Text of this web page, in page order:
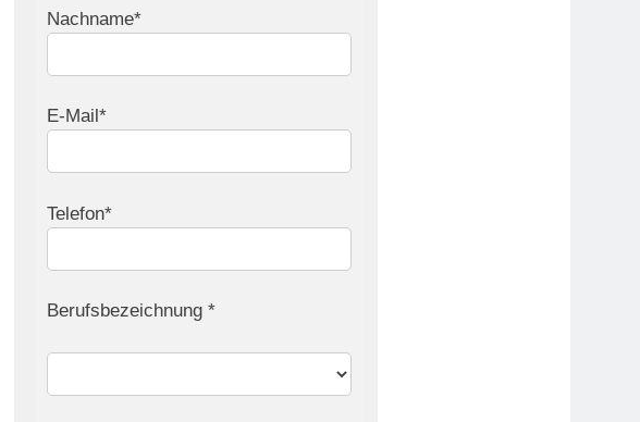
Nachname*
E-Mail*
Telefon*
Berufsbezeichnung *